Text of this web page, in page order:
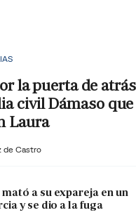
la puerta de
civil Dámaso que
Laura
de Castro
a su expareja en un
y se dio a la fuga